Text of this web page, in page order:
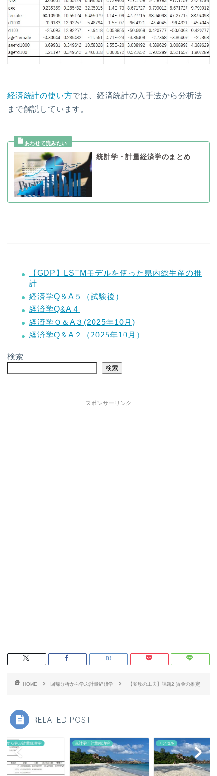
経済統計の使い方では、経済統計の入手法から分析法
まで解説しています。
統計学・計量経済学のまとめ
【GDP】LSTMモデルを使った県内総生産の推
計
経済学Q＆A５（試験後）
経済学Q&A４
経済学Ｑ＆A３(2025年10月)
経済学Q＆A２（2025年10月）
検索
検索
スポンサーリンク
HOME 回帰分析から学ぶ計量経済学 【変数の工夫】課題2 賃金の推定
RELATED POST
析から学ぶ計量経済学 統計学・計量経済学 エクセル